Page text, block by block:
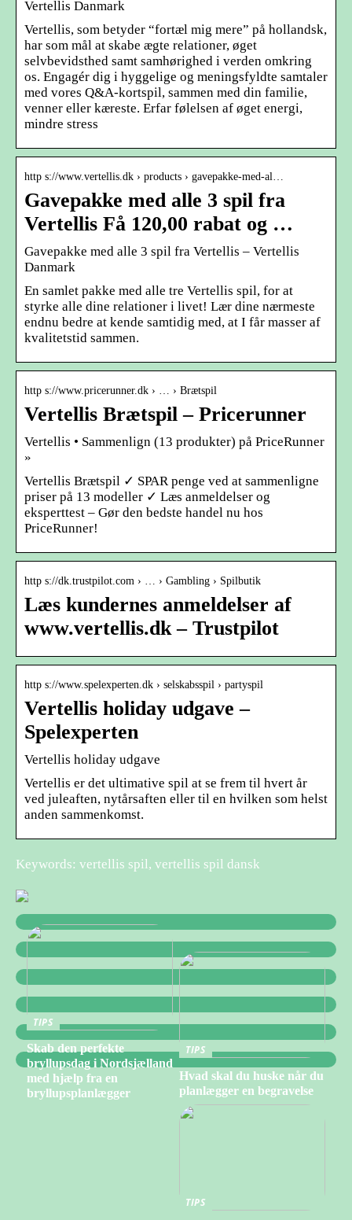
Vertellis Danmark
Vertellis, som betyder “fortæl mig mere” på hollandsk,
har som mål at skabe ægte relationer, øget
selvbevidsthed samt samhørighed i verden omkring
os. Engagér dig i hyggelige og meningsfyldte samtaler
med vores Q&A-kortspil, sammen med din familie,
venner eller kæreste. Erfar følelsen af øget energi,
mindre stress
http s://www.vertellis.dk › products › gavepakke-med-al…
Gavepakke med alle 3 spil fra
Vertellis Få 120,00 rabat og …
Gavepakke med alle 3 spil fra Vertellis – Vertellis
Danmark
En samlet pakke med alle tre Vertellis spil, for at
styrke alle dine relationer i livet! Lær dine nærmeste
endnu bedre at kende samtidig med, at I får masser af
kvalitetstid sammen.
http s://www.pricerunner.dk › … › Brætspil
Vertellis Brætspil – Pricerunner
Vertellis • Sammenlign (13 produkter) på PriceRunner
»
Vertellis Brætspil ✓ SPAR penge ved at sammenligne
priser på 13 modeller ✓ Læs anmeldelser og
eksperttest – Gør den bedste handel nu hos
PriceRunner!
http s://dk.trustpilot.com › … › Gambling › Spilbutik
Læs kundernes anmeldelser af
www.vertellis.dk – Trustpilot
http s://www.spelexperten.dk › selskabsspil › partyspil
Vertellis holiday udgave –
Spelexperten
Vertellis holiday udgave
Vertellis er det ultimative spil at se frem til hvert år
ved juleaften, nytårsaften eller til en hvilken som helst
anden sammenkomst.
Keywords: vertellis spil, vertellis spil dansk
TIPS
Skab den perfekte
bryllupsdag i Nordsjælland
med hjælp fra en
bryllupsplanlægger
TIPS
Hvad skal du huske når du
planlægger en begravelse
TIPS